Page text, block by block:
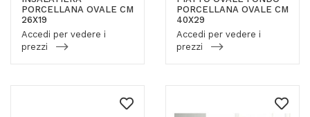
PORCELLANA OVALE CM
26X19
Accedi per vedere i
prezzi
PORCELLANA OVALE CM
40X29
Accedi per vedere i
prezzi